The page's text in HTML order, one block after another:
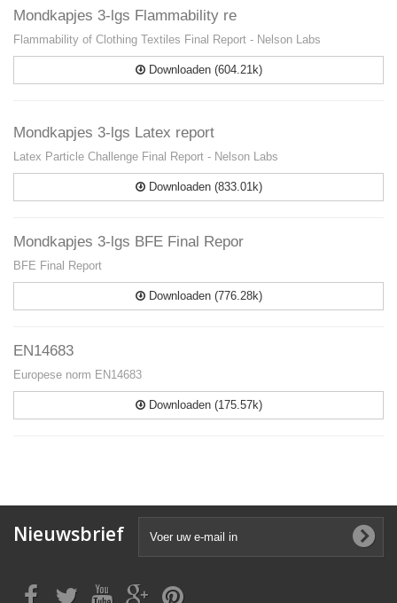
Mondkapjes 3-lgs Flammability re
Flammability of Clothing Textiles Final Report - Nelson Labs
Downloaden (604.21k)
Mondkapjes 3-lgs Latex report
Latex Particle Challenge Final Report - Nelson Labs
Downloaden (833.01k)
Mondkapjes 3-lgs BFE Final Repor
BFE Final Report
Downloaden (776.28k)
EN14683
Europese norm EN14683
Downloaden (175.57k)
Nieuwsbrief